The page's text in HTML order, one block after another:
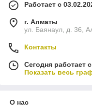
Работает с
г. Алматы
ул. Баянаул, д. 36,
Контакты
Сегодня работает
Показать весь
О нас